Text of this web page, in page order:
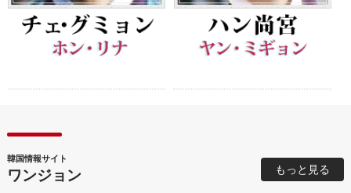
韓国情報サイト
ワンジョン もっと見る